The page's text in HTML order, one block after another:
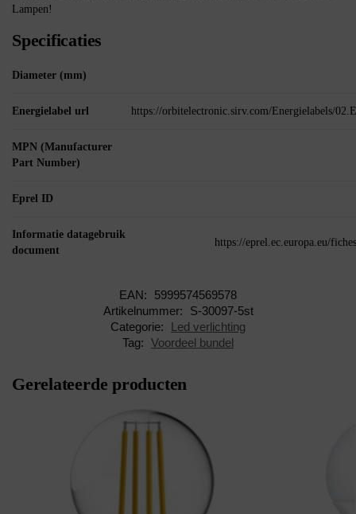
Lampen!
Specificaties
Diameter (mm)
Energielabel url https://orbitelectronic.sirv.com/Energielabels/
MPN (Manufacturer
Part Number)
Eprel ID
Informatie datagebruik
document
https://eprel.ec.europa.eu/
EAN:
5999574569578
Artikelnummer:
S-30097-5st
Categorie:
Led verlichting
Tag: Voordeel bundel
Gerelateerde producten